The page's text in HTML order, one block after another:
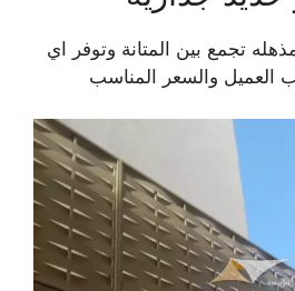
تجمع بين المتانة وتوفر اي
والسعر المناسب